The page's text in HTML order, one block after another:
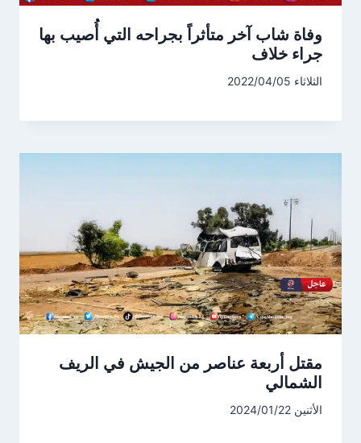
وفاة شاب آخر متأثراً بجراحه التي أُصيب بها
جراء خلاف
الثلاثاء 2022/04/05
مقتل أربعة عناصر من الجيش في الريف
الشمالي
الأثنين 2024/01/22